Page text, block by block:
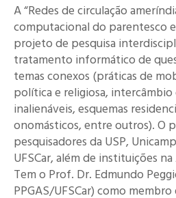
A “Redes de circulação
computacional do parentesco
projeto de pesquisa
tratamento informático de
temas conexos (práticas de
política e religiosa, intercâmbio
inalienáveis, esquemas
onomásticos, entre outros). O
pesquisadores da USP,
UFSCar, além de instituições
Tem o Prof. Dr. Edmundo
PPGAS/UFSCar) como